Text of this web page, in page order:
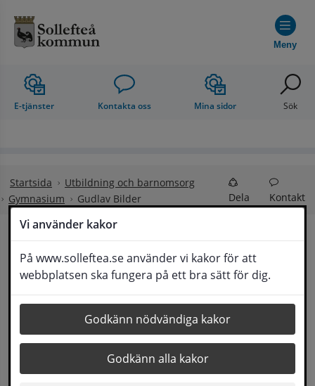
Vi använder kakor
På www.solleftea.se använder vi kakor för att
webbplatsen ska fungera på ett bra sätt för dig.
Godkänn nödvändiga kakor
Godkänn alla kakor
Meny
E-tjänster Kontakta oss Mina sidor Sök
Startsida
Utbildning och barnomsorg
Gymnasium
Gudlav Bilder Dela Kontakt
Gudlav Bilder